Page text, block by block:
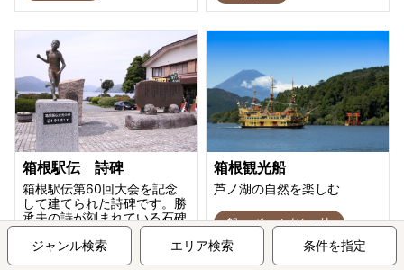
箱根駅伝 詩碑
箱根駅伝第60回大会を記念
して建てられた詩碑です。勝
承夫の詩が刻まれている石碑
です。
その他
箱根観光船
芦ノ湖の自然を楽しむ
船・ボート/その他
ジャンル検索 エリア検索 条件を指定